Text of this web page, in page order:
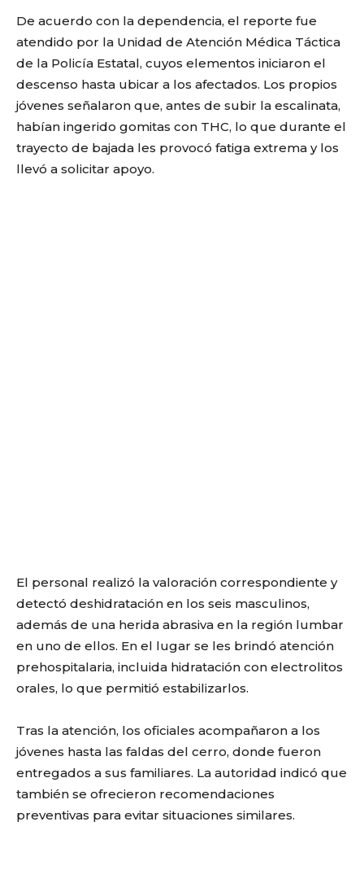
De acuerdo con la dependencia, el reporte fue
atendido por la Unidad de Atención Médica Táctica
de la Policía Estatal, cuyos elementos iniciaron el
descenso hasta ubicar a los afectados. Los propios
jóvenes señalaron que, antes de subir la escalinata,
habían ingerido gomitas con THC, lo que durante el
trayecto de bajada les provocó fatiga extrema y los
llevó a solicitar apoyo.
El personal realizó la valoración correspondiente y
detectó deshidratación en los seis masculinos,
además de una herida abrasiva en la región lumbar
en uno de ellos. En el lugar se les brindó atención
prehospitalaria, incluida hidratación con electrolitos
orales, lo que permitió estabilizarlos.
Tras la atención, los oficiales acompañaron a los
jóvenes hasta las faldas del cerro, donde fueron
entregados a sus familiares. La autoridad indicó que
también se ofrecieron recomendaciones
preventivas para evitar situaciones similares.